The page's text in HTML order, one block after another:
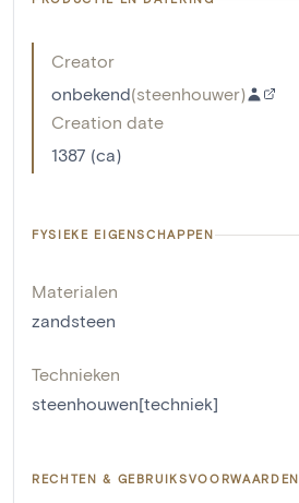
Creator
onbekend(steenhouwer)
Creation date
1387 (ca)
FYSIEKE EIGENSCHAPPEN
Materialen
zandsteen
Technieken
steenhouwen[techniek]
RECHTEN & GEBRUIKSVOORWAARDEN